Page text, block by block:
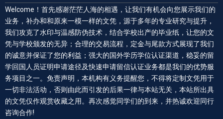
Welcome！首先感谢茫茫人海的相遇，让我们有机会向您展示我们的
业务，补办和和原来一模一样的文凭，源于多年的专业研究与提升，
我们攻克了水印与温感防伪技术，结合学校出产的毕业纸，让您的文
凭与学校颁发的无异；合理的交易流程，定金与尾款方式展现了我们
的诚意并保证了您的利益；强大的国外学历学位认证渠道，稳妥的留
学回国人员证明申请途径及快速申请留信认证业务都是我们的优势服
务项目之一。免责声明，本机构有义务提醒您，不得将定制文凭用于
一切非法活动，否则由此而引发的后果一律与本站无关，本站所出具
的文凭仅作观赏收藏之用。再次感觉同学们的到来，并热诚欢迎同行
咨询合作!